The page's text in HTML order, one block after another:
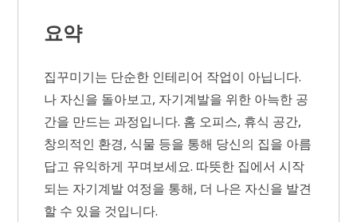
요약
집꾸미기는 단순한 인테리어 작업이 아닙니다.
나 자신을 돌아보고, 자기계발을 위한 아늑한 공
간을 만드는 과정입니다. 홈 오피스, 휴식 공간,
창의적인 환경, 식물 등을 통해 당신의 집을 아름
답고 유익하게 꾸며보세요. 따뜻한 집에서 시작
되는 자기계발 여정을 통해, 더 나은 자신을 발견
할 수 있을 것입니다.